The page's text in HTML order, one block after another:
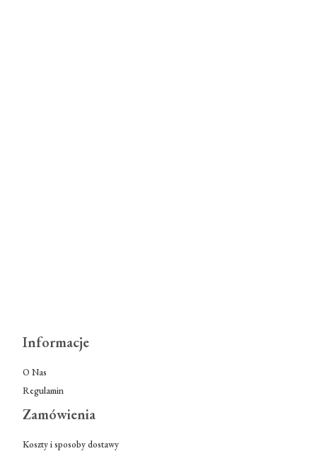
Informacje
O Nas
Regulamin
Zamówienia
Koszty i sposoby dostawy